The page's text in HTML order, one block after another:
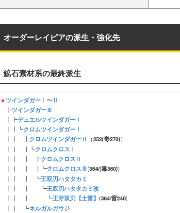
オーダーレイピアの派生・強化先
鉱石素材系の最終派生
★ツインダガーⅠ〜Ⅱ
┣ツインダガーⅢ
┃┣デュエルツインダガーⅠ
┃┃┗クロムツインダガーⅠ
┃┃ ┣クロムツインダガーⅡ （252(毒270)）
┃┃ ┃┗クロムクロスⅠ
┃┃ ┃ ┣クロムクロスⅡ
┃┃ ┃ ┃┗クロムクロスⅢ(364/(毒360))
┃┃ ┃ ┗王双刃ハタタカミ
┃┃ ┃ ┗王双刃ハタタカミ改
┃┃ ┃ ┗王牙双刃【土雷】 (364/雷240)
┃┃ ┗ネルガルガウジ